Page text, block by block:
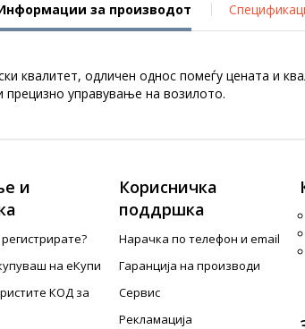
за производот
квалитет, одличен однос помеѓу цената и
управување на возилото.
и
на еКупи
КОД за
Корисничка
поддршка
Нарачка по телефон и еmail
Гаранција на производи
Сервис
Рекламација